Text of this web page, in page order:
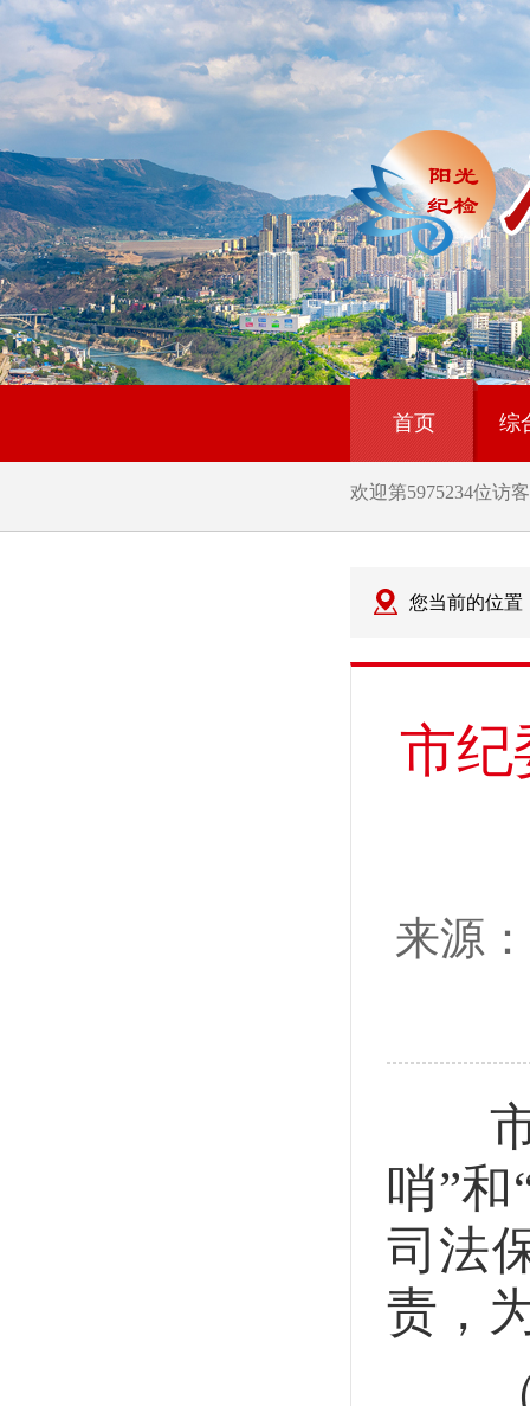
首页 综
欢迎第5975234位访客
您当前的位置
市纪
来源：
市
哨”
司法
责，
（1